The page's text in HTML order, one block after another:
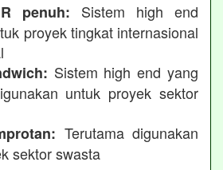
penuh: Sistem high end
proyek tingkat internasional
Sistem high end yang
untuk proyek sektor
Terutama digunakan
sektor swasta